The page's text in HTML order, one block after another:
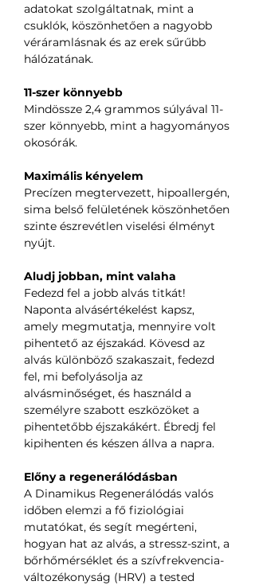
adatokat szolgáltatnak, mint a
csuklók, köszönhetően a nagyobb
véráramlásnak és az erek sűrűbb
hálózatának.
11-szer könnyebb
Mindössze 2,4 grammos súlyával 11-
szer könnyebb, mint a hagyományos
okosórák.
Maximális kényelem
Precízen megtervezett, hipoallergén,
sima belső felületének köszönhetően
szinte észrevétlen viselési élményt
nyújt.
Aludj jobban, mint valaha
Fedezd fel a jobb alvás titkát!
Naponta alvásértékelést kapsz,
amely megmutatja, mennyire volt
pihentető az éjszakád. Kövesd az
alvás különböző szakaszait, fedezd
fel, mi befolyásolja az
alvásminőséget, és használd a
személyre szabott eszközöket a
pihentetőbb éjszakákért. Ébredj fel
kipihenten és készen állva a napra.
Előny a regenerálódásban
A Dinamikus Regenerálódás valós
időben elemzi a fő fiziológiai
mutatókat, és segít megérteni,
hogyan hat az alvás, a stressz-szint, a
bőrhőmérséklet és a szívfrekvencia-
változékonyság (HRV) a tested